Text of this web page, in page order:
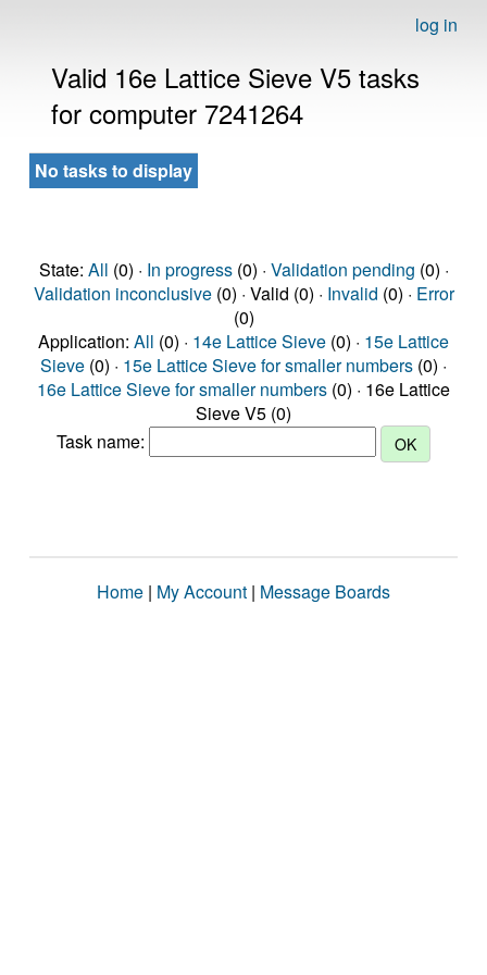
log in
Valid 16e Lattice Sieve V5 tasks
for computer 7241264
No tasks to display
State: All (0) · In progress(0) · Validation pending (0) ·
Validation inconclusive(0) · Valid (0) · Invalid (0) · Error
(0)
Application: All (0) · 14e Lattice Sieve (0) · 15e Lattice
Sieve (0) · 15e Lattice Sieve for smaller numbers (0) ·
16e Lattice Sieve for smaller numbers (0) · 16e Lattice
Sieve V5 (0)
Task name:
Home | My Account | Message Boards